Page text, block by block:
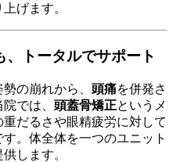
げます。
トータルでサポート
の崩れから、 頭痛を併発さ
では、 頭蓋骨矯正というメ
だるさや眼精疲労に対して
。体全体を一つのユニット
します。